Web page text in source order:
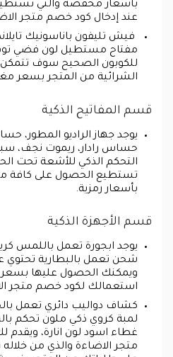
بأسعار مخفضة والتي
عند إدخال كود خصم متجر
فيش تليفون باناسونيك
مفتاح مستطيل لون فضي
للكوبون الصحيح سوف
الشرائية من المتجر بسعر
قسم المفاتيح الذكية
يوجد جهاز الراديو المطور،
حساس رادار، ريموت نجف،
التحكم الذكي للأشعة تحت
تستطيع الحصول على كافة
بأسعار رمزية.
قسم الأجهزة الذكية
يوجد ابجورة تعمل باللمس
شحن تعمل بالبطارية تحتوي
ويمكنك الحصول عليها
استعمالك لكود خصم متجر
كشاف دواليب دائري تعمل
لمبة كروي ذكي ملون تحكم
غطاء اسود لون انارة، ويقدم
متجر الاضاءة والذي من